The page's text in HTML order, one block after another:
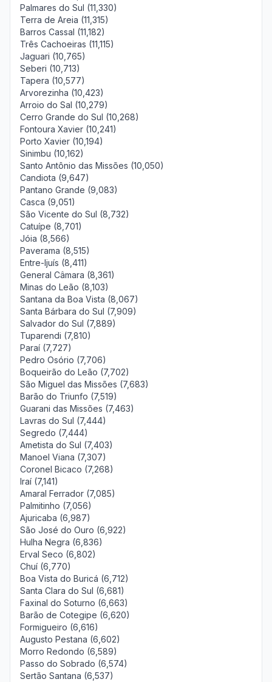
Palmares do Sul (11,330)
Terra de Areia (11,315)
Barros Cassal (11,182)
Três Cachoeiras (11,115)
Jaguari (10,765)
Seberi (10,713)
Tapera (10,577)
Arvorezinha (10,423)
Arroio do Sal (10,279)
Cerro Grande do Sul (10,268)
Fontoura Xavier (10,241)
Porto Xavier (10,194)
Sinimbu (10,162)
Santo Antônio das Missões (10,050)
Candiota (9,647)
Pantano Grande (9,083)
Casca (9,051)
São Vicente do Sul (8,732)
Catuípe (8,701)
Jóia (8,566)
Paverama (8,515)
Entre-Ijuís (8,411)
General Câmara (8,361)
Minas do Leão (8,103)
Santana da Boa Vista (8,067)
Santa Bárbara do Sul (7,909)
Salvador do Sul (7,889)
Tuparendi (7,810)
Paraí (7,727)
Pedro Osório (7,706)
Boqueirão do Leão (7,702)
São Miguel das Missões (7,683)
Barão do Triunfo (7,519)
Guarani das Missões (7,463)
Lavras do Sul (7,444)
Segredo (7,444)
Ametista do Sul (7,403)
Manoel Viana (7,307)
Coronel Bicaco (7,268)
Iraí (7,141)
Amaral Ferrador (7,085)
Palmitinho (7,056)
Ajuricaba (6,987)
São José do Ouro (6,922)
Hulha Negra (6,836)
Erval Seco (6,802)
Chuí (6,770)
Boa Vista do Buricá (6,712)
Santa Clara do Sul (6,681)
Faxinal do Soturno (6,663)
Barão de Cotegipe (6,620)
Formigueiro (6,616)
Augusto Pestana (6,602)
Morro Redondo (6,589)
Passo do Sobrado (6,574)
Sertão Santana (6,537)